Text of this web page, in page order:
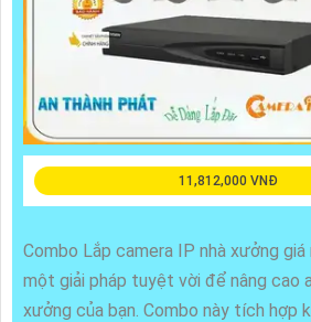
11,812,000 VNĐ
Combo Lắp camera IP nhà xưởng giá
một giải pháp tuyệt vời để nâng cao
xưởng của bạn. Combo này tích hợp